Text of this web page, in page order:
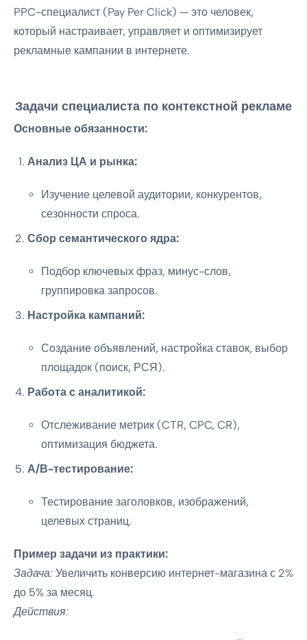
PPC-специалист (Pay Per Click) — это человек,
который настраивает, управляет и оптимизирует
рекламные кампании в интернете.
Задачи специалиста по контекстной рекламе
Основные обязанности:
Анализ ЦА и рынка:
Изучение целевой аудитории, конкурентов,
сезонности спроса.
Сбор семантического ядра:
Подбор ключевых фраз, минус-слов,
группировка запросов.
Настройка кампаний:
Создание объявлений, настройка ставок, выбор
площадок (поиск, РСЯ).
Работа с аналитикой:
Отслеживание метрик (CTR, CPC, CR),
оптимизация бюджета.
А/В-тестирование:
Тестирование заголовков, изображений,
целевых страниц.
Пример задачи из практики:
Задача: Увеличить конверсию интернет-магазина с 2%
до 5% за месяц.
Действия: